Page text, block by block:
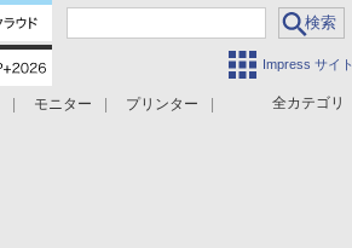
Impress サイト
全カテゴリ
モニター
プリンター